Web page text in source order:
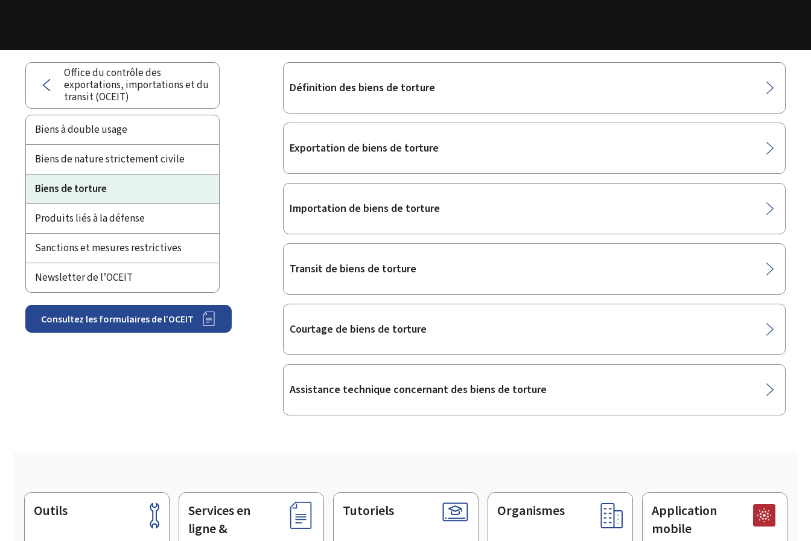
Office du contrôle des
exportations, importations et du
transit (OCEIT)
Biens à double usage
Biens de nature strictement civile
Biens de torture
Produits liés à la défense
Sanctions et mesures restrictives
Newsletter de l’OCEIT
Consultez les formulaires de l’OCEIT
Sous-
Définition des biens de torture
Exportation de biens de torture
Importation de biens de torture
Transit de biens de torture
Courtage de biens de torture
Assistance technique concernant des biens de torture
Pied
Outils
Services en
ligne &
Tutoriels Organismes
Application
mobile